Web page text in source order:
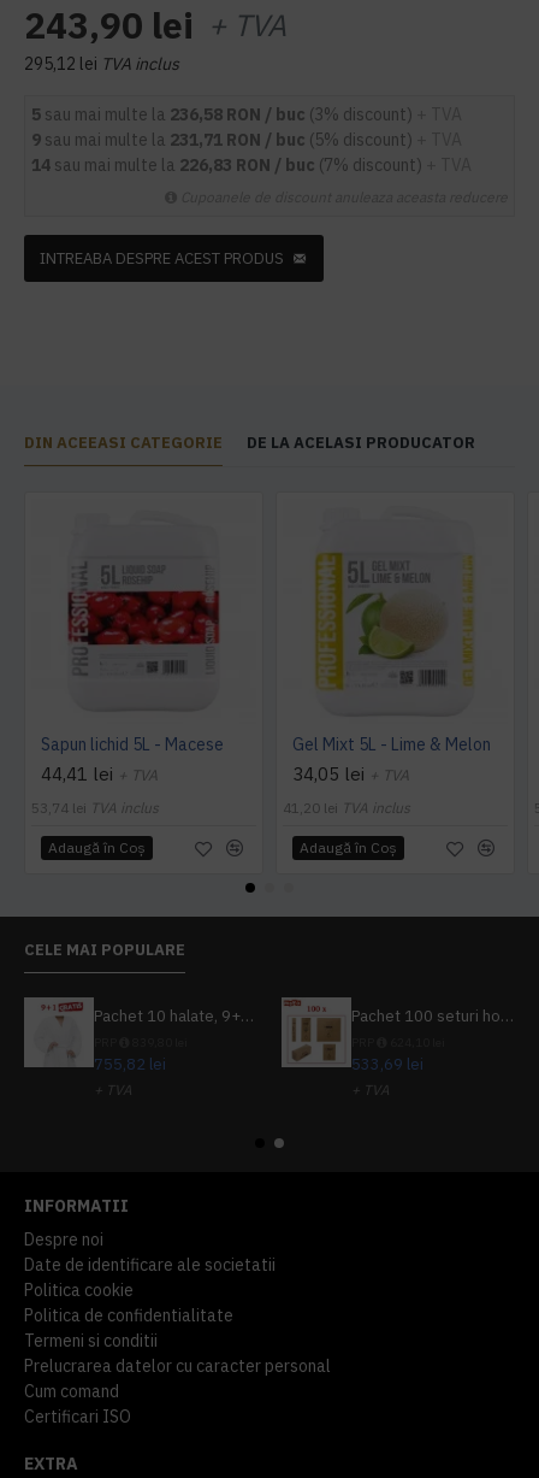
243,90 lei + TVA
295,12 lei TVA inclus
5 sau mai multe la 236,58 RON / buc (3% discount)
9 sau mai multe la 231,71 RON / buc (5% discount)
14 sau mai multe la 226,83 RON / buc (7% discount)
INTREABA DESPRE ACEST PRODUS
DIN ACEEASI CATEGORIE DE LA ACELASI PRODUCATOR
Sapun lichid 5L - Macese
44,41 lei + TVA
53,74 lei TVA inclus
Adaugă în Coş
Gel Mixt 5L - Lime & Melon
34,05 lei + TVA
41,20 lei TVA inclus
Adaugă în Coş
CELE MAI POPULARE
Pachet 10 halate, 9+1 gratuit
755,82 lei
+ TVA
Pachet 100 seturi hoteliere, set dentar, set barbierit, casca de dus, pila unghii, set cusut
533,69 lei
+ TVA
INFORMATII
Despre noi
Date de identificare ale societatii
Politica cookie
Politica de confidentialitate
Termeni si conditii
Prelucrarea datelor cu caracter personal
Cum comand
Certificari ISO
EXTRA